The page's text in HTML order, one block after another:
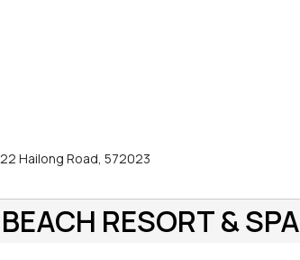
Hailong Road, 572023
RESORT & SPA